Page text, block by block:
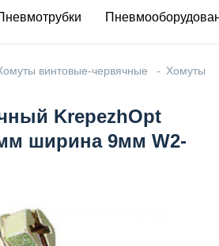
винтовые-червячные Хомуты
KrepezhOpt
ширина 9мм W2-